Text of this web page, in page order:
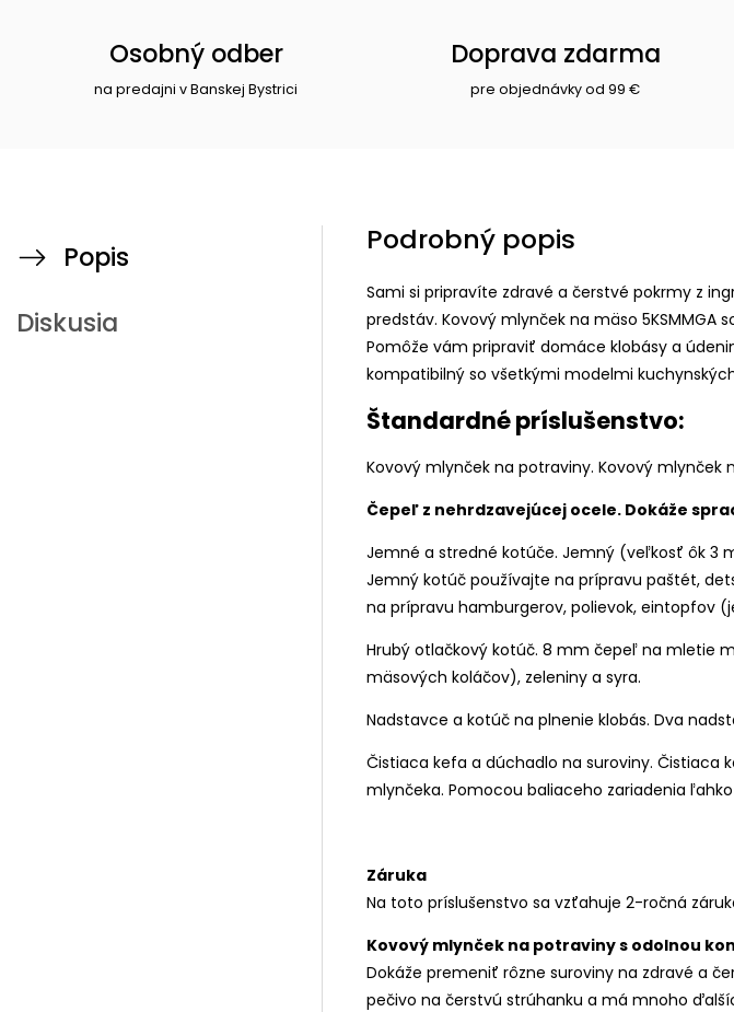
Osobný odber
na predajni v Banskej Bystrici
Doprava zdarma
pre objednávky od 99 €
Popis
Diskusia
Podrobný popis
Sami si pripravíte zdravé a čerstvé pokrmy z
predstáv. Kovový mlynček na mäso
Pomôže vám pripraviť domáce klobásy a
kompatibilný so všetkými modelmi
Štandardné príslušenstvo:
Kovový mlynček na potraviny. Kovový
Čepeľ z nehrdzavejúcej ocele. Dokáže
Jemné a stredné kotúče. Jemný (veľkosť ôk 3
Jemný kotúč používajte na prípravu paštét,
na prípravu hamburgerov, polievok, eintopfov
Hrubý otlačkový kotúč. 8 mm čepeľ na mletie
mäsových koláčov), zeleniny a syra.
Nadstavce a kotúč na plnenie klobás. Dva
Čistiaca kefa a dúchadlo na suroviny. Čistiaca
mlynčeka. Pomocou baliaceho zariadenia
Záruka
Na toto príslušenstvo sa vzťahuje 2-ročná
Kovový mlynček na potraviny s odolnou
Dokáže premeniť rôzne suroviny na zdravé a
pečivo na čerstvú strúhanku a má mnoho